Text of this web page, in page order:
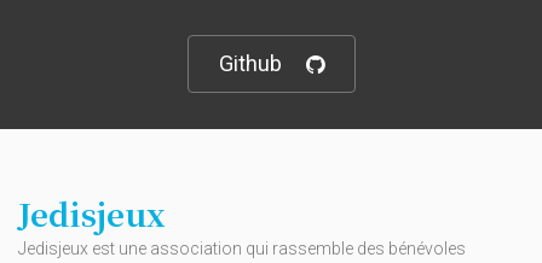
Github
Jedisjeux
Jedisjeux est une association qui rassemble des bénévoles